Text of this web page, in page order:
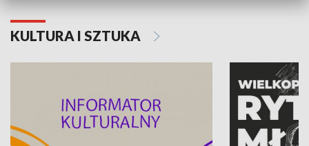
KULTURA I SZTUKA